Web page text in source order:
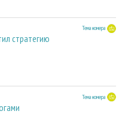
Тема номера
стратегию
Тема номера